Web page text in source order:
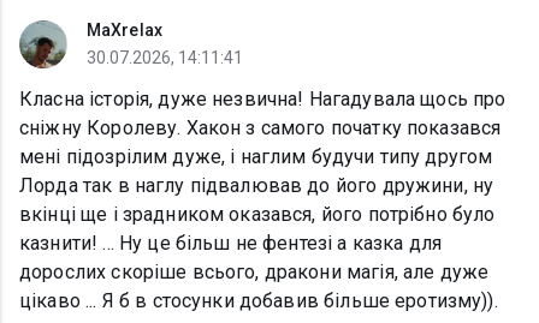
MaXrelax
30.07.2026, 14:11:41
Класна історія, дуже незвична! Нагадувала щось про
сніжну Королеву. Хакон з самого початку показався
мені підозрілим дуже, і наглим будучи типу другом
Лорда так в наглу підвалював до його дружини, ну
вкінці ще і зрадником оказався, його потрібно було
казнити! ... Ну це більш не фентезі а казка для
дорослих скоріше всього, дракони магія, але дуже
цікаво ... Я б в стосунки добавив більше еротизму)).